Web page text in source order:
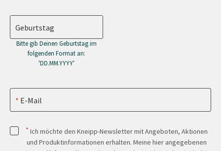
Geburtstag
Bitte gib Deinen Geburtstag im
folgenden Format an:
'DD.MM.YYYY'
E-Mail
* Ich möchte den Kneipp-Newsletter mit Angeboten, Aktionen
und Produktinformationen erhalten. Meine hier angegebenen